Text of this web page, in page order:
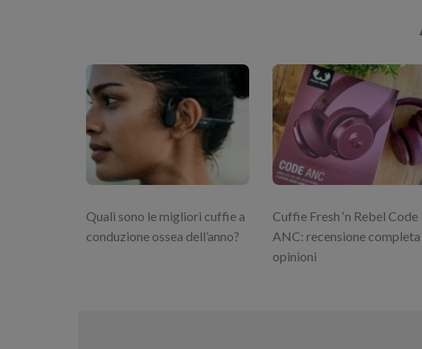
Quali sono le migliori cuffie a
conduzione ossea dell’anno?
Cuffie Fresh ‘n Rebel Code
ANC: recensione completa
opinioni